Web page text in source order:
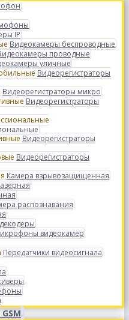
IP
Видеокамеры беспроводные
проводные
уличные
Видеорегистраторы
Видеорегистраторы микро
Видеорегистраторы
Видеорегистраторы
Видеорегистраторы
Камера взрывозащищенная
распознавания
видеокамер
Передатчики видеосигнала